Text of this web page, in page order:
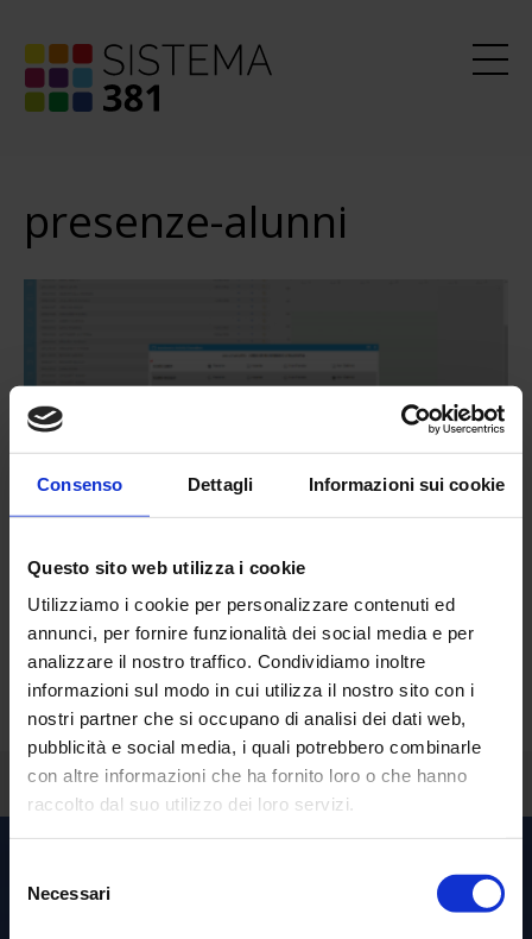
Consenso Dettagli Informazioni sui cookie
Questo sito web utilizza i cookie
Utilizziamo i cookie per personalizzare contenuti ed
annunci, per fornire funzionalità dei social media e per
analizzare il nostro traffico. Condividiamo inoltre
informazioni sul modo in cui utilizza il nostro sito con i
nostri partner che si occupano di analisi dei dati web,
pubblicità e social media, i quali potrebbero combinarle
con altre informazioni che ha fornito loro o che hanno
raccolto dal suo utilizzo dei loro servizi.
delNecessari
presenze-alunni
Sorprendente vero?
Richiedi unademo personalizzata .
Torna indietro
Scopri le altre soluzioni per
l’Healthcare